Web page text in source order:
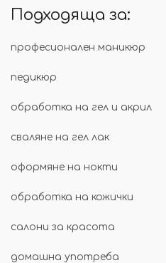
Подходяща за:
професионален маникюр
педикюр
обработка на гел и акрил
сваляне на гел лак
оформяне на нокти
обработка на кожички
салони за красота
домашна употреба